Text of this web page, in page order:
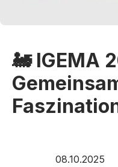
🚂 IGEMA
08.10.2025